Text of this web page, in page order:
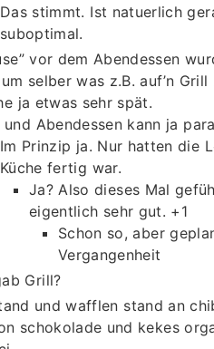
Das stimmt. Ist natuerlich
suboptimal.
vor dem Abendessen
selber was z.B. auf’n
ja etwas sehr spät.
und Abendessen kann ja
Im Prinzip ja. Nur hatten die
Küche fertig war.
Ja? Also dieses Mal
eigentlich sehr gut. +1
Schon so, aber
Vergangenheit
Grill?
und wafflen stand an
schokolade und kekes